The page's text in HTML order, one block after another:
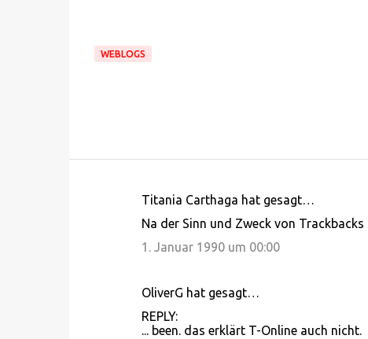
WEBLOGS
Titania Carthaga hat gesagt…
Na der Sinn und Zweck von
1. Januar 1990 um 00:00
OliverG hat gesagt…
REPLY:
... been. das erklärt T-Online auch nicht.